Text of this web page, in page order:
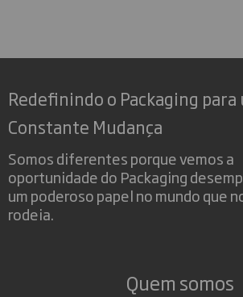
Redefinindo o Packaging para
Constante Mudança
Somos diferentes porque vemos a
oportunidade do Packaging
um poderoso papel no mundo que
rodeia.
Quem somos